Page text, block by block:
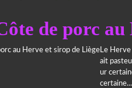
de porc
Le Herve
ait
ur
certaine...